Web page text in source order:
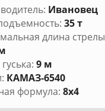
Ивановец
35 т
длина стрелы
9 м
КАМАЗ-6540
формула 8х4